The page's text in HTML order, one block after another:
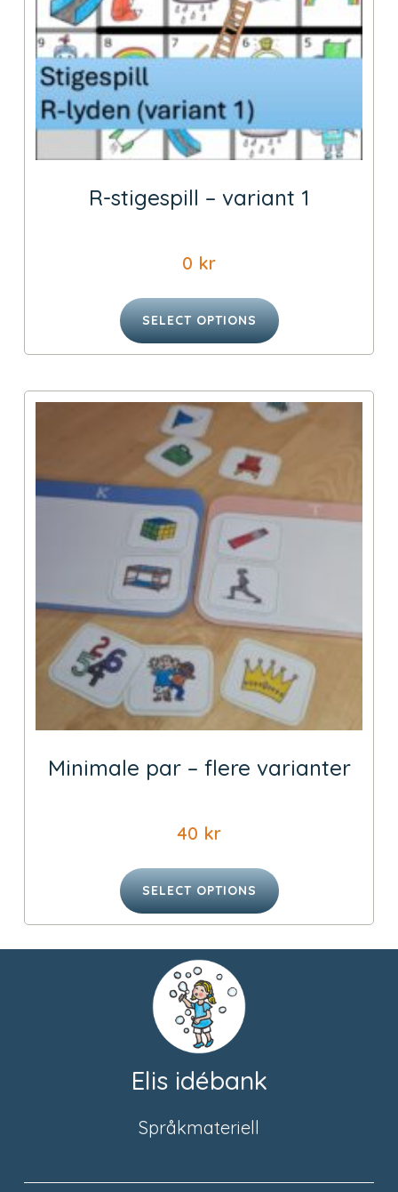
R-stigespill – variant 1
0 kr
SELECT OPTIONS
Minimale par – flere varianter
40 kr
SELECT OPTIONS
Elis idébank
Språkmateriell